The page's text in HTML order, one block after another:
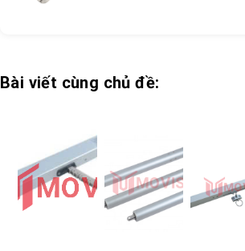
Bài viết cùng chủ đề: